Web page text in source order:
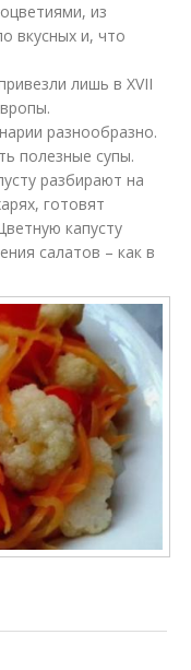
из
вкусных и, что
лишь в XVII
разнообразно.
полезные супы.
разбирают на
готовят
капусту
салатов – как в